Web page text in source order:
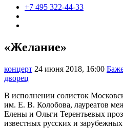
+7 495 322-44-33
«Желание»
концерт 24 июня 2018, 16:00
дворец
В исполнении солисток
им. Е. В. Колобова, лауреатов
Елены и Ольги Терентьевых
известных русских и